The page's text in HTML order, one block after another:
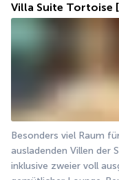
Villa Suite Tortoise
Besonders viel Raum
ausladenden Villen der
inklusive zweier voll